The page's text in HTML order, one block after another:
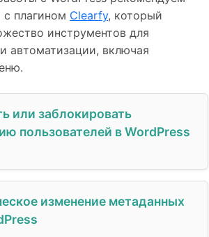
с плагином Clearfy, который
инструментов для
автоматизации, включая
или заблокировать
пользователей в WordPress
изменение метаданных